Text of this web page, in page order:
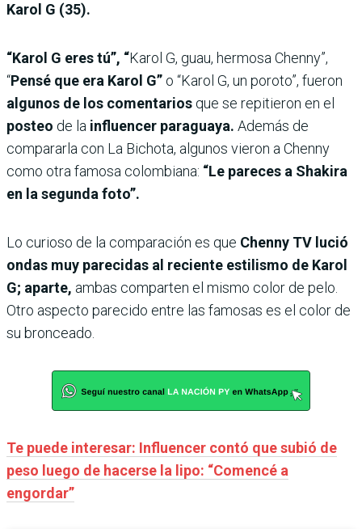
Karol G (35).
“Karol G eres tú”, “Karol G, guau, hermosa Chenny”,
“Pensé que era Karol G” o “Karol G, un poroto”, fueron
algunos de los comentarios que se repitieron en el
posteo de la influencer paraguaya. Además de
compararla con La Bichota, algunos vieron a Chenny
como otra famosa colombiana: “Le pareces a Shakira
en la segunda foto”.
Lo curioso de la comparación es que Chenny TV lució
ondas muy parecidas al reciente estilismo de Karol
G; aparte, ambas comparten el mismo color de pelo.
Otro aspecto parecido entre las famosas es el color de
su bronceado.
Te puede interesar: Influencer contó que subió de
peso luego de hacerse la lipo: “Comencé a
engordar”